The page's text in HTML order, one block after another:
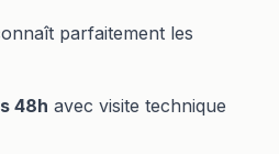
parfaitement les
48h avec visite technique